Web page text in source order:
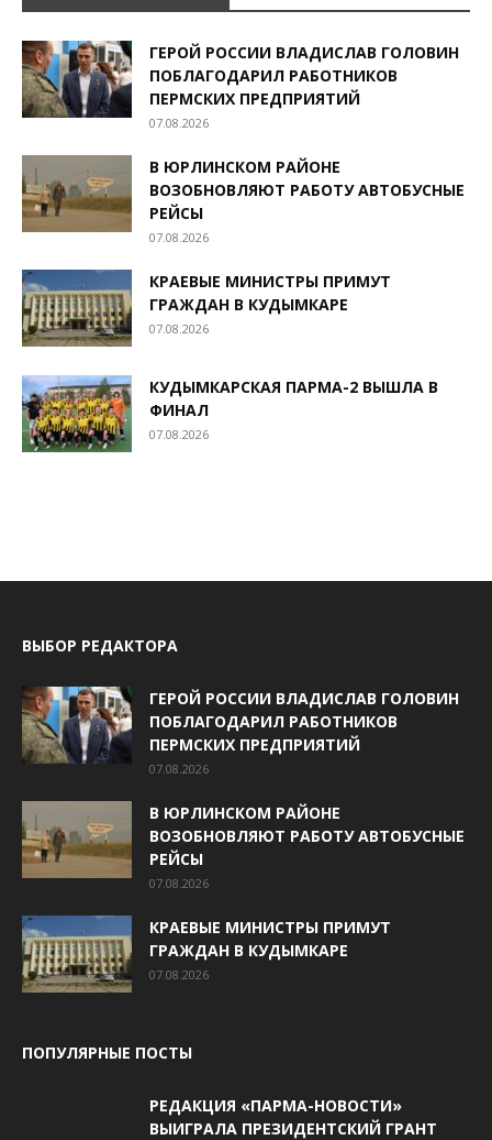
ГЕРОЙ РОССИИ ВЛАДИСЛАВ ГОЛОВИН
ПОБЛАГОДАРИЛ РАБОТНИКОВ
ПЕРМСКИХ ПРЕДПРИЯТИЙ
07.08.2026
В ЮРЛИНСКОМ РАЙОНЕ
ВОЗОБНОВЛЯЮТ РАБОТУ АВТОБУСНЫЕ
РЕЙСЫ
07.08.2026
КРАЕВЫЕ МИНИСТРЫ ПРИМУТ
ГРАЖДАН В КУДЫМКАРЕ
07.08.2026
КУДЫМКАРСКАЯ ПАРМА-2 ВЫШЛА В
ФИНАЛ
07.08.2026
ВЫБОР РЕДАКТОРА
ГЕРОЙ РОССИИ ВЛАДИСЛАВ ГОЛОВИН
ПОБЛАГОДАРИЛ РАБОТНИКОВ
ПЕРМСКИХ ПРЕДПРИЯТИЙ
07.08.2026
В ЮРЛИНСКОМ РАЙОНЕ
ВОЗОБНОВЛЯЮТ РАБОТУ АВТОБУСНЫЕ
РЕЙСЫ
07.08.2026
КРАЕВЫЕ МИНИСТРЫ ПРИМУТ
ГРАЖДАН В КУДЫМКАРЕ
07.08.2026
ПОПУЛЯРНЫЕ ПОСТЫ
РЕДАКЦИЯ «ПАРМА-НОВОСТИ»
ВЫИГРАЛА ПРЕЗИДЕНТСКИЙ ГРАНТ